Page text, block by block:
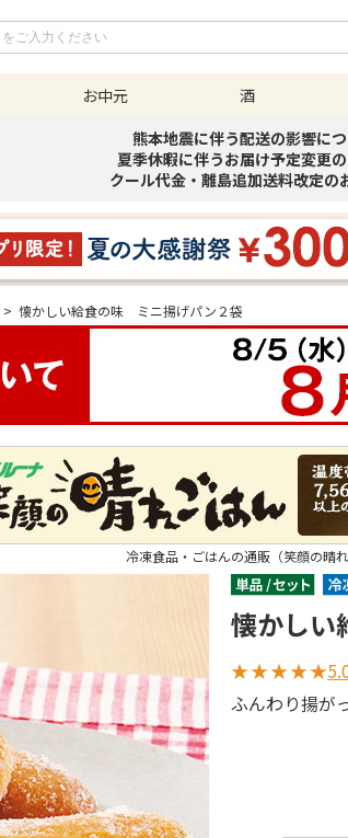
お中元 酒
熊本地震に伴う配送の影響に
夏季休暇に伴うお届け予定変更
クール代金・離島追加送料改定
> 懐かしい給食の味 ミニ揚げパン２袋
冷凍食品・ごはんの通販（笑顔の晴れ
懐かし
★★★★★
ふんわり揚が